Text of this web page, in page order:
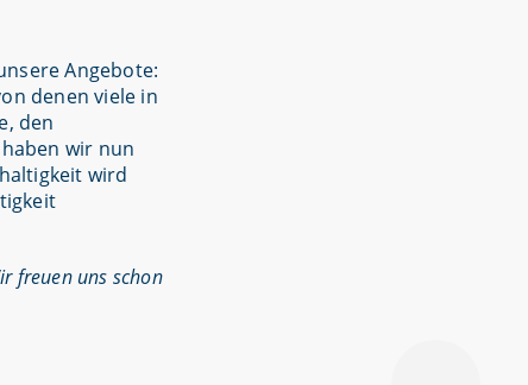
Angebote:
denen viele in
den
wir nun
wird
freuen uns schon